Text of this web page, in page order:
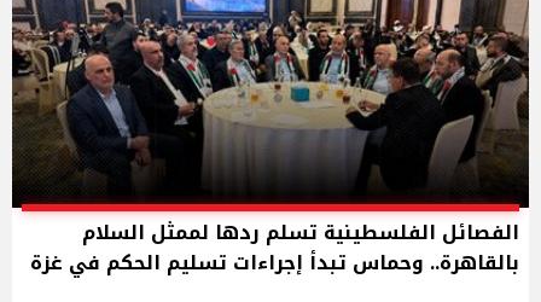
الفصائل الفلسطينية تسلم ردها لممثل السلام
بالقاهرة.. وحماس تبدأ إجراءات تسليم الحكم في غزة